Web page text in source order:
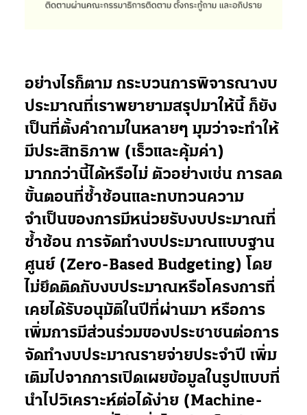
อย่างไรก็ตาม กระบวนการพิจารณางบ
ประมาณที่เราพยายามสรุปมาให้นี้ ก็ยัง
เป็นที่ตั้งคำถามในหลายๆ มุมว่าจะทำให้
มีประสิทธิภาพ (เร็วและคุ้มค่า)
มากกว่านี้ได้หรือไม่ ตัวอย่างเช่น การลด
ขั้นตอนที่ซ้ำซ้อนและทบทวนความ
จำเป็นของการมีหน่วยรับงบประมาณที่
ซ้ำซ้อน การจัดทำงบประมาณแบบฐาน
ศูนย์ (Zero-Based Budgeting) โดย
ไม่ยึดติดกับงบประมาณหรือโครงการที่
เคยได้รับอนุมัติในปีที่ผ่านมา หรือการ
เพิ่มการมีส่วนร่วมของประชาชนต่อการ
จัดทำงบประมาณรายจ่ายประจำปี เพิ่ม
เติมไปจากการเปิดเผยข้อมูลในรูปแบบที่
นำไปวิเคราะห์ต่อได้ง่าย (Machine-